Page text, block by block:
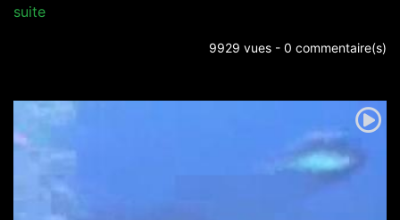
suite
9929 vues - 0 commentaire(s)